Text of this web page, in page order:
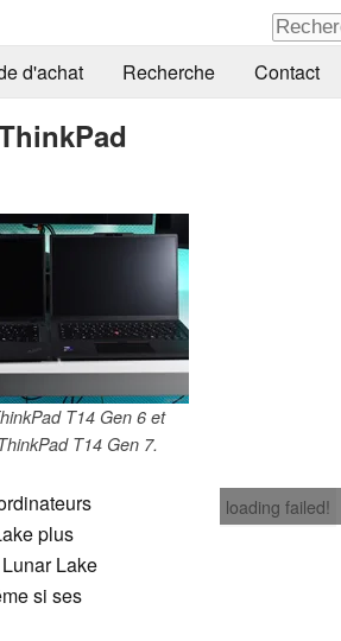
d'achat Recherche Contact
T14 Gen 6 et
T14 Gen 7.
loading failed!
plus
Lake
si ses